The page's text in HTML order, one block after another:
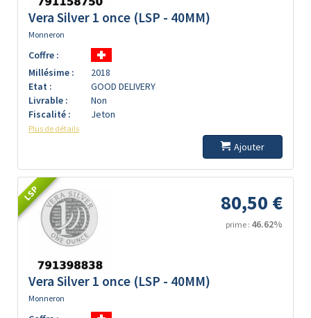
Vera Silver 1 once (LSP - 40MM)
Monneron
Coffre :
Millésime :
2018
Etat :
GOOD DELIVERY
Livrable :
Non
Fiscalité :
Jeton
Plus de détails
Ajouter
LSP 80,50 €
prime : 46.62%
Vera Silver 1 once (LSP - 40MM)
Monneron